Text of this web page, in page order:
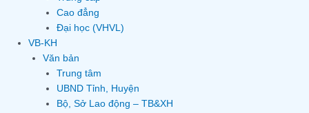
Cao đẳng
Đại học (VHVL)
VB-KH
Văn bản
Trung tâm
UBND Tỉnh, Huyện
Bộ, Sở Lao động – TB&XH